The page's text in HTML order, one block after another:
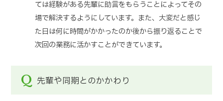
ては経験がある先輩に助言をもらうことによってその
場で解決するようにしています。また、大変だと感じ
た日は何に時間がかかったのか後から振り返ることで
次回の業務に活かすことができています。
Q 先輩や同期とのかかわり